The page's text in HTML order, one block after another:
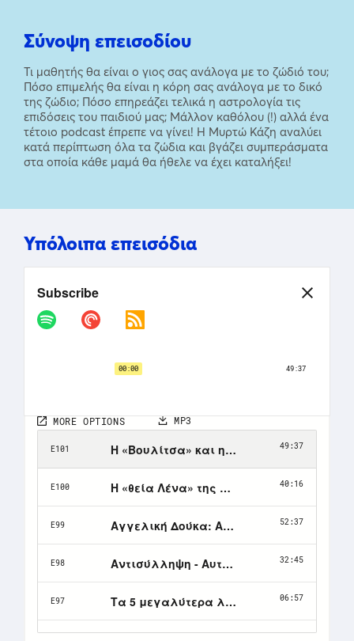
Σύνοψη επεισοδίου
Τι μαθητής θα είναι ο γιος σας ανάλογα με το ζώδιό του;
Πόσο επιμελής θα είναι η κόρη σας ανάλογα με το δικό
της ζώδιο; Πόσο επηρεάζει τελικά η αστρολογία τις
επιδόσεις του παιδιού μας; Μάλλον καθόλου (!) αλλά ένα
τέτοιο podcast έπρεπε να γίνει! Η Μυρτώ Κάζη αναλύει
κατά περίπτωση όλα τα ζώδια και βγάζει συμπεράσματα
στα οποία κάθε μαμά θα ήθελε να έχει καταλήξει!
Υπόλοιπα επεισόδια